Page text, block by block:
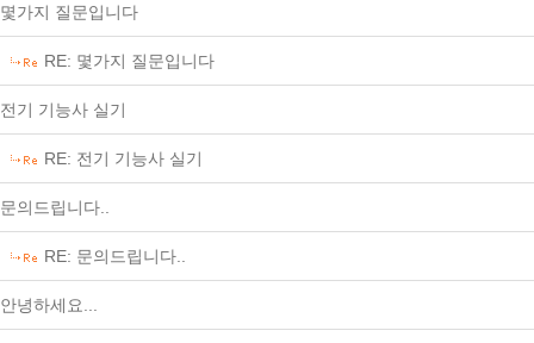
몇가지 질문입니다
RE: 몇가지 질문입니다
전기 기능사 실기
RE: 전기 기능사 실기
문의드립니다..
RE: 문의드립니다..
안녕하세요...